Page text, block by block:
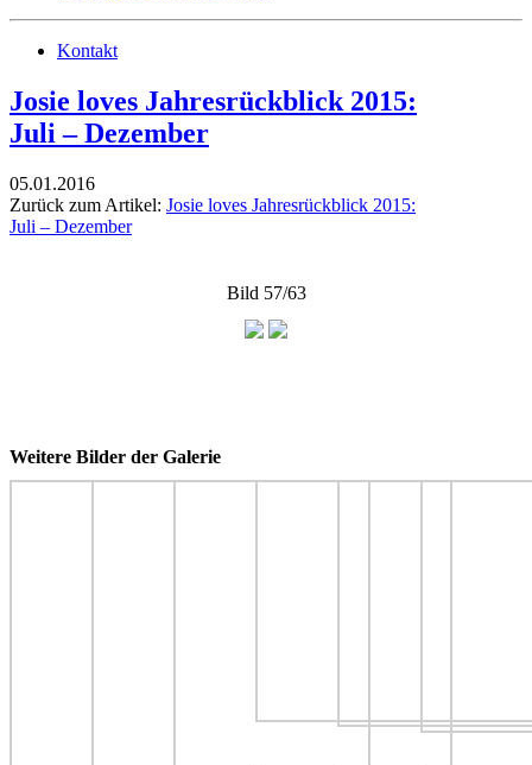
Kontakt
Josie loves Jahresrückblick 2015:
Juli – Dezember
05.01.2016
Zurück zum Artikel: Josie loves Jahresrückblick 2015:
Juli – Dezember
Bild 57/63
Weitere Bilder der Galerie